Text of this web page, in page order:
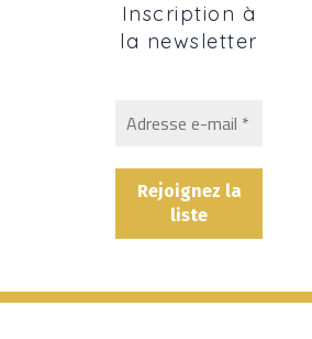
Inscription à
la newsletter